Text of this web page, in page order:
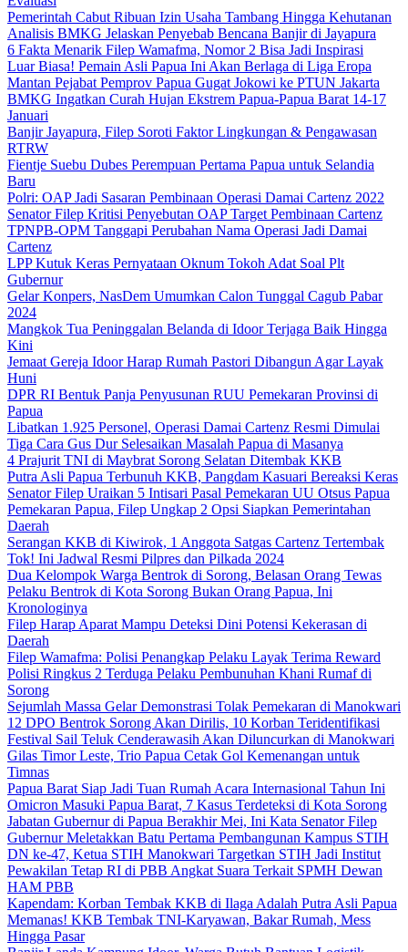
Pemerintah Cabut Ribuan Izin Usaha Tambang Hingga Kehutanan
Analisis BMKG Jelaskan Penyebab Bencana Banjir di Jayapura
6 Fakta Menarik Filep Wamafma, Nomor 2 Bisa Jadi Inspirasi
Luar Biasa! Pemain Asli Papua Ini Akan Berlaga di Liga Eropa
Mantan Pejabat Pemprov Papua Gugat Jokowi ke PTUN Jakarta
BMKG Ingatkan Curah Hujan Ekstrem Papua-Papua Barat 14-17
Januari
Banjir Jayapura, Filep Soroti Faktor Lingkungan & Pengawasan
RTRW
Fientje Suebu Dubes Perempuan Pertama Papua untuk Selandia
Baru
Polri: OAP Jadi Sasaran Pembinaan Operasi Damai Cartenz 2022
Senator Filep Kritisi Penyebutan OAP Target Pembinaan Cartenz
TPNPB-OPM Tanggapi Perubahan Nama Operasi Jadi Damai
Cartenz
LPP Kutuk Keras Pernyataan Oknum Tokoh Adat Soal Plt
Gubernur
Gelar Konpers, NasDem Umumkan Calon Tunggal Cagub Pabar
2024
Mangkok Tua Peninggalan Belanda di Idoor Terjaga Baik Hingga
Kini
Jemaat Gereja Idoor Harap Rumah Pastori Dibangun Agar Layak
Huni
DPR RI Bentuk Panja Penyusunan RUU Pemekaran Provinsi di
Papua
Libatkan 1.925 Personel, Operasi Damai Cartenz Resmi Dimulai
Tiga Cara Gus Dur Selesaikan Masalah Papua di Masanya
4 Prajurit TNI di Maybrat Sorong Selatan Ditembak KKB
Putra Asli Papua Terbunuh KKB, Pangdam Kasuari Bereaksi Keras
Senator Filep Uraikan 5 Intisari Pasal Pemekaran UU Otsus Papua
Pemekaran Papua, Filep Ungkap 2 Opsi Siapkan Pemerintahan
Daerah
Serangan KKB di Kiwirok, 1 Anggota Satgas Cartenz Tertembak
Tok! Ini Jadwal Resmi Pilpres dan Pilkada 2024
Dua Kelompok Warga Bentrok di Sorong, Belasan Orang Tewas
Pelaku Bentrok di Kota Sorong Bukan Orang Papua, Ini
Kronologinya
Filep Harap Aparat Mampu Deteksi Dini Potensi Kekerasan di
Daerah
Filep Wamafma: Polisi Penangkap Pelaku Layak Terima Reward
Polisi Ringkus 2 Terduga Pelaku Pembunuhan Khani Rumaf di
Sorong
Sejumlah Massa Gelar Demonstrasi Tolak Pemekaran di Manokwari
12 DPO Bentrok Sorong Akan Dirilis, 10 Korban Teridentifikasi
Festival Sail Teluk Cenderawasih Akan Diluncurkan di Manokwari
Gilas Timor Leste, Trio Papua Cetak Gol Kemenangan untuk
Timnas
Papua Barat Siap Jadi Tuan Rumah Acara Internasional Tahun Ini
Omicron Masuki Papua Barat, 7 Kasus Terdeteksi di Kota Sorong
Jabatan Gubernur di Papua Berakhir Mei, Ini Kata Senator Filep
Gubernur Meletakkan Batu Pertama Pembangunan Kampus STIH
DN ke-47, Ketua STIH Manokwari Targetkan STIH Jadi Institut
Pewakilan Tetap RI di PBB Angkat Suara Terkait SPMH Dewan
HAM PBB
Kapendam: Korban Tembak KKB di Ilaga Adalah Putra Asli Papua
Memanas! KKB Tembak TNI-Karyawan, Bakar Rumah, Mess
Hingga Pasar